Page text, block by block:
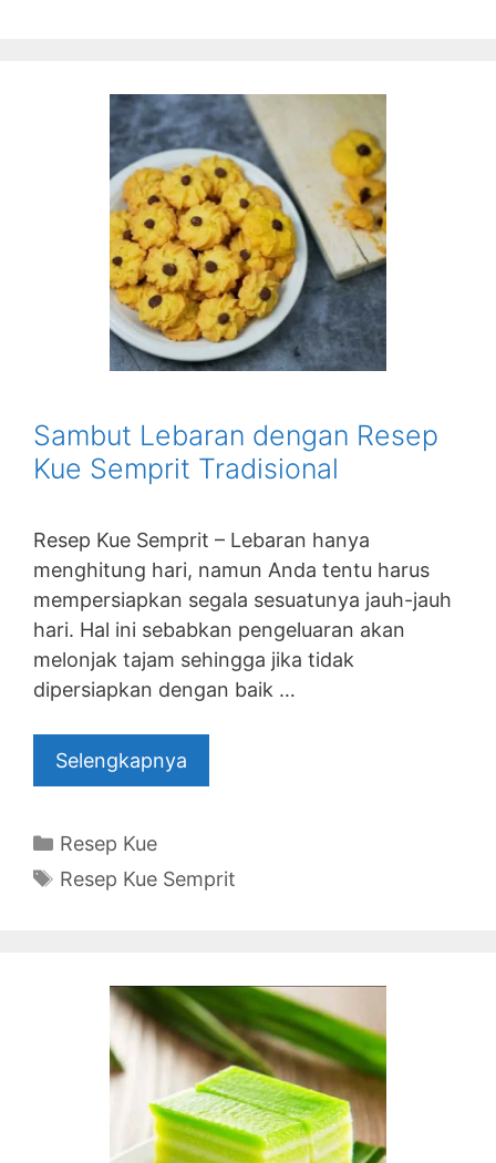
Sambut Lebaran dengan Resep
Kue Semprit Tradisional
Resep Kue Semprit – Lebaran hanya
menghitung hari, namun Anda tentu harus
mempersiapkan segala sesuatunya jauh-jauh
hari. Hal ini sebabkan pengeluaran akan
melonjak tajam sehingga jika tidak
dipersiapkan dengan baik …
Selengkapnya
Categories
Resep Kue
Tags
Resep Kue Semprit